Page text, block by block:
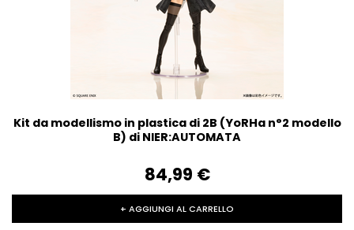
Kit da modellismo in plastica di 2B (YoRHa n°2 modello
B) di NIER:AUTOMATA
84,99‎ ‎€
+ AGGIUNGI AL CARRELLO